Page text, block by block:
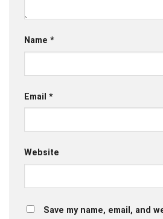
Name *
Email *
Website
Save my name, email, and